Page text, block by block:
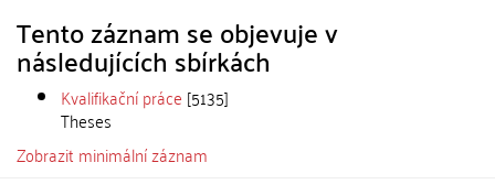
Tento záznam se objevuje v
následujících sbírkách
Kvalifikační práce [5135]
Theses
Zobrazit minimální záznam